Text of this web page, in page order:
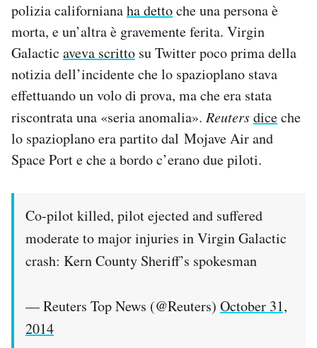
polizia californianaha dettoche una persona è
morta, e un’altra è gravemente ferita. Virgin
Galactic aveva scritto su Twitter poco prima della
notizia dell’incidente che lo spazioplano stava
effettuando un volo di prova, ma che era stata
riscontrata una «seria anomalia». Reutersdiceche
lo spazioplano era partito dal Mojave Air and
Space Port e che a bordo c’erano due piloti.
Co-pilot killed, pilot ejected and suffered
moderate to major injuries in Virgin Galactic
crash: Kern County Sheriff’s spokesman
— Reuters Top News (@Reuters) October 31,
2014